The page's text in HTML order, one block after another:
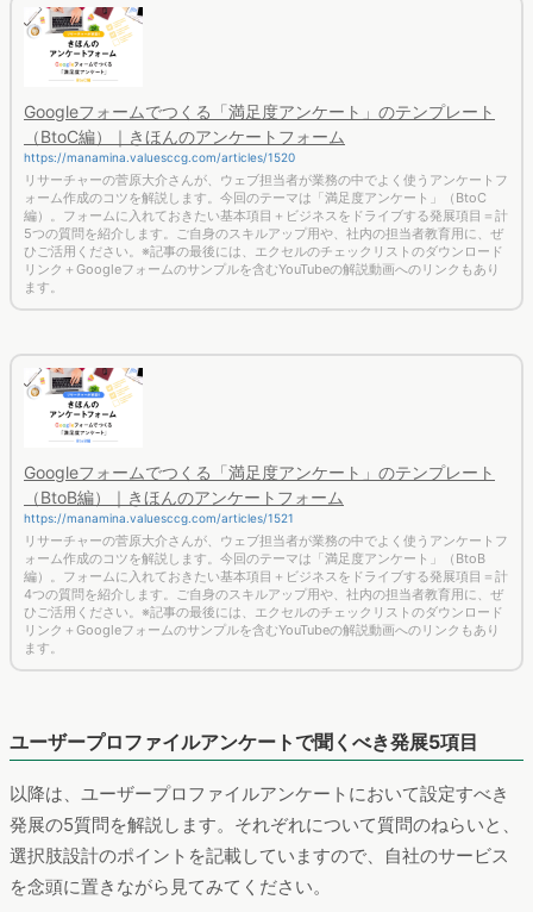
Googleフォームでつくる「満足度アンケート」のテンプレート
（BtoC編）｜きほんのアンケートフォーム
https://manamina.valuesccg.com/articles/1520
リサーチャーの菅原大介さんが、ウェブ担当者が業務の中でよく使うアンケートフ
ォーム作成のコツを解説します。今回のテーマは「満足度アンケート」（BtoC
編）。フォームに入れておきたい基本項目＋ビジネスをドライブする発展項目＝計
5つの質問を紹介します。ご自身のスキルアップ用や、社内の担当者教育用に、ぜ
ひご活用ください。※記事の最後には、エクセルのチェックリストのダウンロード
リンク＋Googleフォームのサンプルを含むYouTubeの解説動画へのリンクもあり
ます。
Googleフォームでつくる「満足度アンケート」のテンプレート
（BtoB編）｜きほんのアンケートフォーム
https://manamina.valuesccg.com/articles/1521
リサーチャーの菅原大介さんが、ウェブ担当者が業務の中でよく使うアンケートフ
ォーム作成のコツを解説します。今回のテーマは「満足度アンケート」（BtoB
編）。フォームに入れておきたい基本項目＋ビジネスをドライブする発展項目＝計
4つの質問を紹介します。ご自身のスキルアップ用や、社内の担当者教育用に、ぜ
ひご活用ください。※記事の最後には、エクセルのチェックリストのダウンロード
リンク＋Googleフォームのサンプルを含むYouTubeの解説動画へのリンクもあり
ます。
ユーザープロファイルアンケートで聞くべき発展5項目
以降は、ユーザープロファイルアンケートにおいて設定すべき
発展の5質問を解説します。それぞれについて質問のねらいと、
選択肢設計のポイントを記載していますので、自社のサービス
を念頭に置きながら見てみてください。